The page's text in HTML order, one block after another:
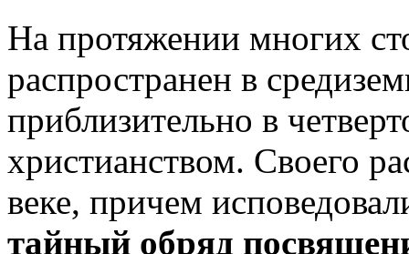
На протяжении многих
распространен в
приблизительно в
христианством. Своего
веке, причем
тайный обряд